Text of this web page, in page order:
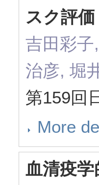
スク評価
吉田彩子
治彦, 堀
第159回
More
血清疫